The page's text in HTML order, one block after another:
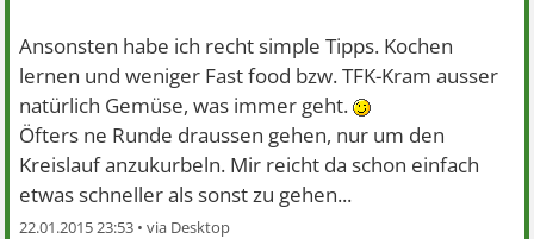
Ansonsten habe ich recht simple Tipps. Kochen
lernen und weniger Fast food bzw. TFK-Kram ausser
natürlich Gemüse, was immer geht.
Öfters ne Runde draussen gehen, nur um den
Kreislauf anzukurbeln. Mir reicht da schon einfach
etwas schneller als sonst zu gehen...
22.01.2015 23:53 •